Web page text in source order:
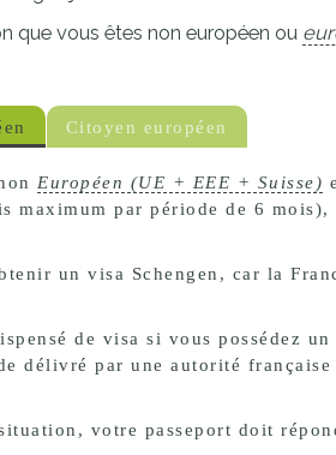
proches
et
que vous êtes non européen ou
Citoyen européen
Européen (UE + EEE + Suisse)
maximum par période de 6
un visa Schengen, car la
de visa si vous possédez un
délivré par une autorité française
votre passeport doit